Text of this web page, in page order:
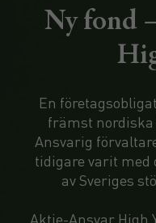
Ny fond
En
främst nordiska
Ansvarig
tidigare varit med
av Sveriges
Aktie-Ansvar